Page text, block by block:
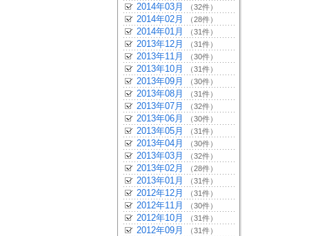
2014年03月 （32件）
2014年02月 （28件）
2014年01月 （31件）
2013年12月 （31件）
2013年11月 （30件）
2013年10月 （31件）
2013年09月 （30件）
2013年08月 （31件）
2013年07月 （32件）
2013年06月 （30件）
2013年05月 （31件）
2013年04月 （30件）
2013年03月 （32件）
2013年02月 （28件）
2013年01月 （31件）
2012年12月 （31件）
2012年11月 （30件）
2012年10月 （31件）
2012年09月 （31件）